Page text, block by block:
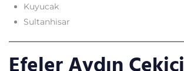
Kuyucak
Sultanhisar